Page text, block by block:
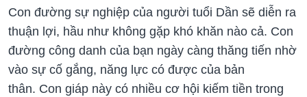
Con đường sự nghiệp của người tuổi Dần sẽ diễn ra
thuận lợi, hầu như không gặp khó khăn nào cả. Con
đường công danh của bạn ngày càng thăng tiến nhờ
vào sự cố gắng, năng lực có được của bản
thân. Con giáp này có nhiều cơ hội kiếm tiền trong